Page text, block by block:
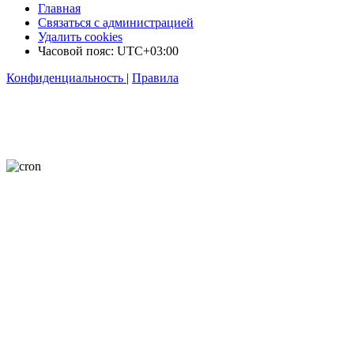
Главная
Связаться с администрацией
Удалить cookies
Часовой пояс: UTC+03:00
Конфиденциальность | Правила